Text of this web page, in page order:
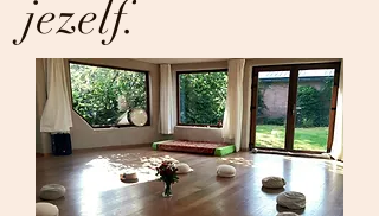
jezelf.